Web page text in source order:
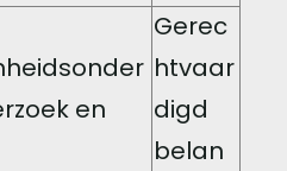
en
Gerec
htvaar
digd
belan